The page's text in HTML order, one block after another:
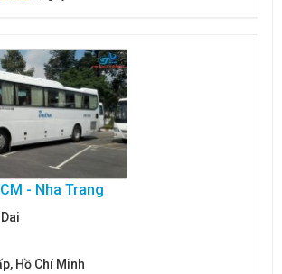
- Nha Trang
Hồ Chí Minh